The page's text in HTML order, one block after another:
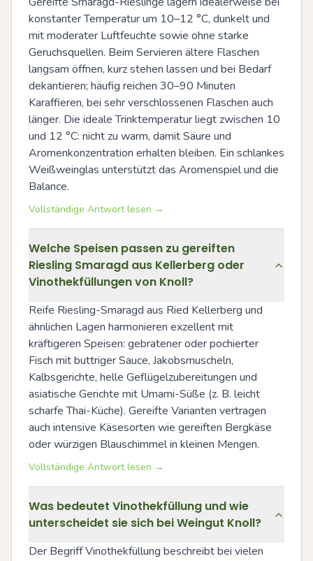
konstanter Temperatur um 10–12 °C, dunkelt und
mit moderater Luftfeuchte sowie ohne starke
Geruchsquellen. Beim Servieren ältere Flaschen
langsam öffnen, kurz stehen lassen und bei Bedarf
dekantieren; häufig reichen 30–90 Minuten
Karaffieren, bei sehr verschlossenen Flaschen auch
länger. Die ideale Trinktemperatur liegt zwischen 10
und 12 °C: nicht zu warm, damit Säure und
Aromenkonzentration erhalten bleiben. Ein schlankes
Weißweinglas unterstützt das Aromenspiel und die
Balance.
Vollständige Antwort lesen →
Welche Speisen passen zu gereiften
Riesling Smaragd aus Kellerberg oder
Vinothekfüllungen von Knoll?
Reife Riesling-Smaragd aus Ried Kellerberg und
ähnlichen Lagen harmonieren exzellent mit
kräftigeren Speisen: gebratener oder pochierter
Fisch mit buttriger Sauce, Jakobsmuscheln,
Kalbsgerichte, helle Geflügelzubereitungen und
asiatische Gerichte mit Umami-Süße (z. B. leicht
scharfe Thai-Küche). Gereifte Varianten vertragen
auch intensive Käsesorten wie gereiften Bergkäse
oder würzigen Blauschimmel in kleinen Mengen.
Vollständige Antwort lesen →
Was bedeutet Vinothekfüllung und wie
unterscheidet sie sich bei Weingut Knoll?
Der Begriff Vinothekfüllung beschreibt bei vielen